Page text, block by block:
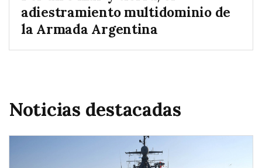
adiestramiento multidominio de
la Armada Argentina
Noticias destacadas